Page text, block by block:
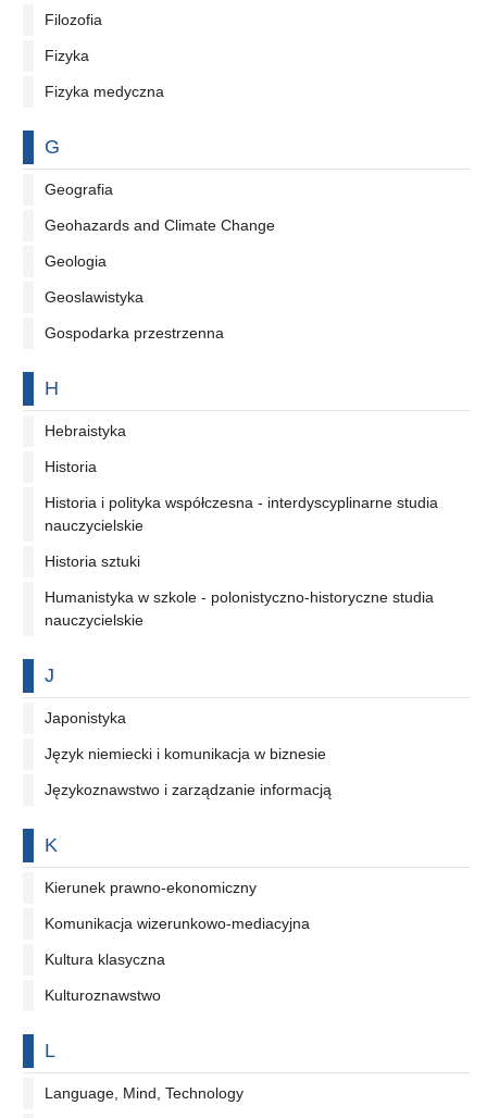
Filozofia
Fizyka
Fizyka medyczna
Na literę
G
Geografia
Geohazards and Climate Change
Geologia
Geoslawistyka
Gospodarka przestrzenna
Na literę
H
Hebraistyka
Historia
Historia i polityka współczesna - interdyscyplinarne studia
nauczycielskie
Historia sztuki
Humanistyka w szkole - polonistyczno-historyczne studia
nauczycielskie
Na literę
J
Japonistyka
Język niemiecki i komunikacja w biznesie
Językoznawstwo i zarządzanie informacją
Na literę
K
Kierunek prawno-ekonomiczny
Komunikacja wizerunkowo-mediacyjna
Kultura klasyczna
Kulturoznawstwo
Na literę
L
Language, Mind, Technology